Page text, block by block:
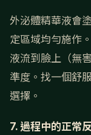
外泌體精華液會
定區域均勻施作
液流到臉上（無
準度。找一個舒
選擇。
7. 過程中的正常